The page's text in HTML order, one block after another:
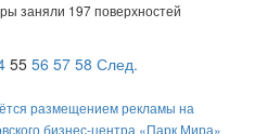
заняли 197 поверхностей
55 56 57 58 След.
размещением рекламы на
бизнес-центра «Парк Мира»